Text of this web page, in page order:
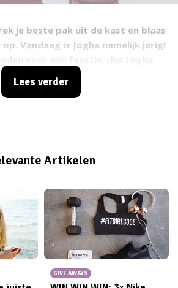
je beste pak uit de kast en blaas
Vandaag is Jogha namelijk jarig!
in het leven om het met
Lees verder
Artikelen
GIVE AWAYS